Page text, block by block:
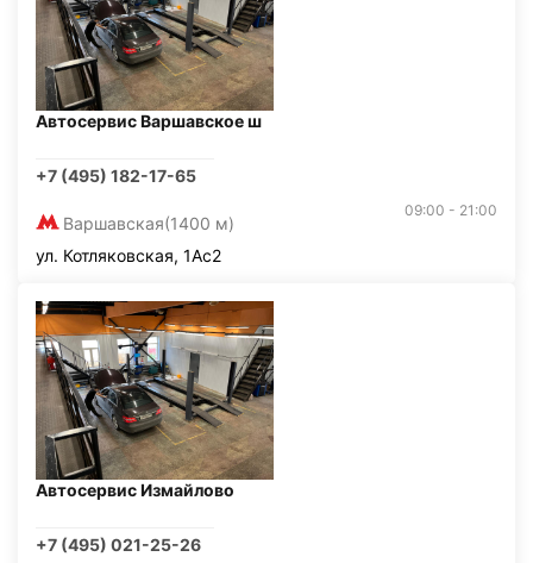
Автосервис Варшавское ш
+7 (495) 182-17-65
Варшавская(1400 м)
09:00 - 21:00
ул. Котляковская, 1Ас2
Автосервис Измайлово
+7 (495) 021-25-26